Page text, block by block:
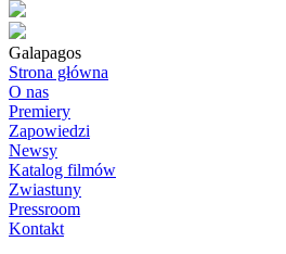
Galapagos
Strona główna
O nas
Premiery
Zapowiedzi
Newsy
Katalog filmów
Zwiastuny
Pressroom
Kontakt